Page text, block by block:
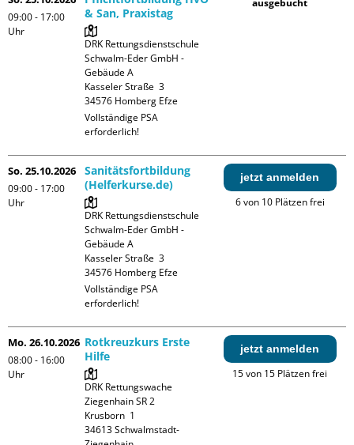
09:00 - 17:00
Uhr
& San, Praxistag
DRK Rettungsdienstschule
Schwalm-Eder GmbH -
Gebäude A
Kasseler Straße  3
Vollständige PSA
erforderlich!
ausgebucht
So. 25.10.2026
09:00 - 17:00
Uhr
Sanitätsfortbildung
(Helferkurse.de)
DRK Rettungsdienstschule
Schwalm-Eder GmbH -
Gebäude A
Kasseler Straße  3
Vollständige PSA
erforderlich!
jetzt anmelden
6 von 10 Plätzen frei
Mo. 26.10.2026
08:00 - 16:00
Uhr
Rotkreuzkurs Erste
Hilfe
DRK Rettungswache
Ziegenhain SR 2
Krusborn  1
34613 Schwalmstadt-
jetzt anmelden
15 von 15 Plätzen frei